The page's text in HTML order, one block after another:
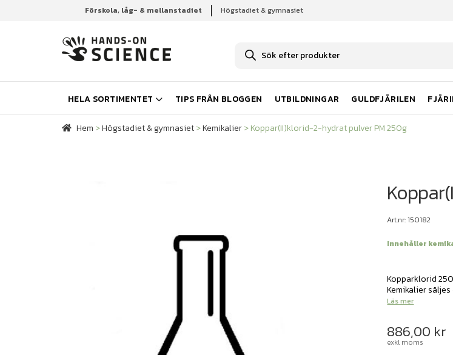
Förskola, låg- & mellanstadiet Högstadiet & gymnasiet
u
k
t
s
ö
k
HELA SORTIMENTET TIPS FRÅN BLOGGEN UTBILDNINGAR GULDFJÄRILEN
Hem Högstadiet & gymnasiet Kemikalier Koppar(II)klorid-2-hydrat pulver PM 250g
Hem >Högstadiet & gymnasiet>Kemikalier>Koppar(II)klorid-2-hydrat pulver PM 250g
Art.nr: 150182
Innehåller
Kopparklorid
Kemikalier
Läs mer
886,00 kr
exkl moms